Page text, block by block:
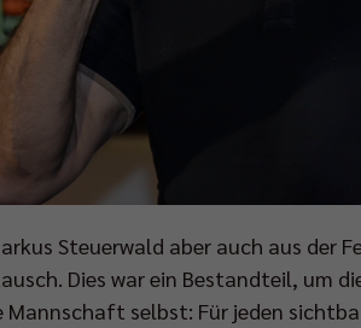
Steuerwald aber auch aus der
Dies war ein Bestandteil, um
Mannschaft selbst: Für jeden